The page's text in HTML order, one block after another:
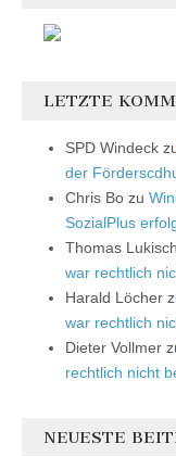
LETZTE
SPD Windeck
der
Chris Bo zu
SozialPlus
Thomas Lukisch
war rechtlich
Harald Löcher
war rechtlich
Dieter Vollmer
rechtlich nicht
NEUESTE